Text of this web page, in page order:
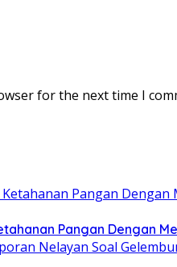
for the next time I
Pangan Dengan